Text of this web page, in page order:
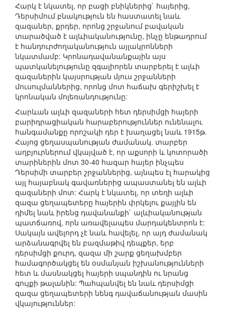
Հարկ է նկատել, որ բացի բնիկներից` հայերից,
Դերսիմում բնակություն են հաստատել նաև
զազաներ, քրդեր, որոնց շրջանում բավական
տարածված է ալևիականությունը, ինչը ենթադրում
է հանդուրժողականություն այլակրոնների
նկատմամբ: Կրոնադավանանքային այս
պատկանելությունը զգալիորեն տարբերել է ալևի
զազաներին կայսրության մյուս շրջանների
մուսուլմաններից, որոնց մոտ հաճախ գերիշխել է
կրոնական մոլեռանդությունը:
Հարևան ալևի զազաների հետ դերսիմցի հայերի
բարիդրացիական հարաբերություններ ունենալու
հանգամանքը որոշակի դեր է խաղացել նաև 1915թ.
Հայոց ցեղասպանության ժամանակ. տարբեր
աղբյուրներում վկայված է, որ աքսորի և կոտորածի
տարիներին մոտ 30-40 հազար հայեր ինչպես
Դերսիմի տարբեր շրջաններից, այնպես էլ հարակից
այլ հայաբնակ գավառներից ապաստանել են ալևի
զազաների մոտ: Հարկ է նկատել, որ տեղի ալևի
զազա ցեղապետերը հայերին փրկելու քայլին են
դիմել նաև իրենց դավանանքի` ալևիականության
պատճառով, որն առավելապես մարդակենտրոն է:
Սակայն ավելորդ չէ նաև հավելել, որ այդ ժամանակ
արձանագրվել են բազմաթիվ դեպքեր, երբ
դերսիմցի քուրդ, զազա մի շարք ցեղախմբեր
համագործակցել են օսմանյան իշխանությունների
հետ և մասնակցել հայերի սպանդին ու նրանց
գույքի թալանին: Պահպանվել են նաև դերսիմցի
զազա ցեղապետերի նենգ դավաճանության մասին
վկայություններ: